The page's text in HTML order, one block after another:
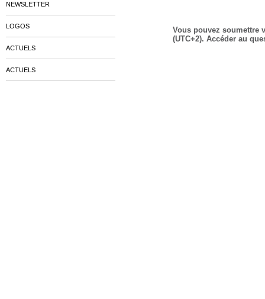
Vous pouvez soumettre
(UTC+2). Accéder au
NEWSLETTER
LOGOS
ACTUELS
ACTUELS